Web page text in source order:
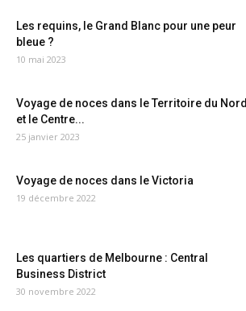
Les requins, le Grand Blanc pour une peur
bleue ?
10 mai 2023
Voyage de noces dans le Territoire du Nord
et le Centre...
25 janvier 2023
Voyage de noces dans le Victoria
19 décembre 2022
Les quartiers de Melbourne : Central
Business District
30 novembre 2022